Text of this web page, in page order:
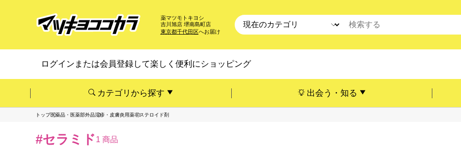
薬マツモトキヨシ
吉川旭店 堺南島町店
東京都千代田区へお届け
ログインまたは会員登録して楽しく便利にショッピング
カテゴリから探す 出会う・知る
トップ医薬品・医薬部外品湿疹・皮膚炎用薬非ステロイド剤
#セラミド 1 商品